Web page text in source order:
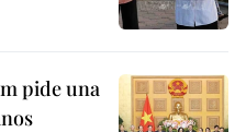
pide una